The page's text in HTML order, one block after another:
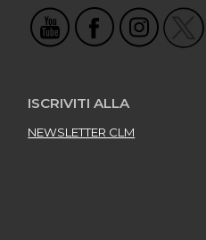
ISCRIVITI ALLA
NEWSLETTER CLM